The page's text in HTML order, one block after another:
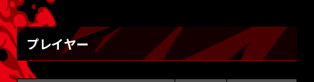
プレイヤー